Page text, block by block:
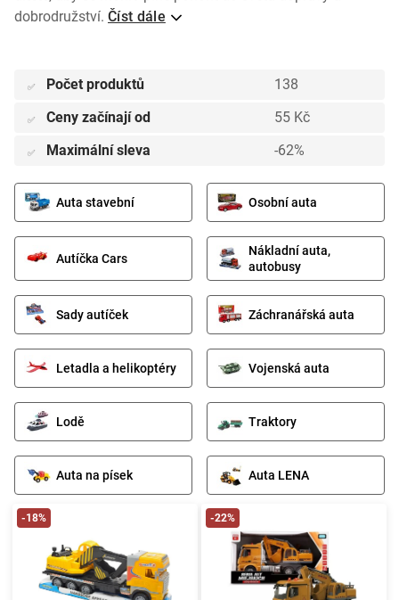
dobrodružství. Číst dále
✅ Počet produktů 138
✅ Ceny začínají od 55 Kč
✅ Maximální sleva -62%
Auta stavební Osobní auta
Autíčka Cars
Nákladní auta,
autobusy
Sady autíček Záchranářská auta
Letadla a helikoptéry Vojenská auta
Lodě Traktory
Auta na písek Auta LENA
-18% -22%